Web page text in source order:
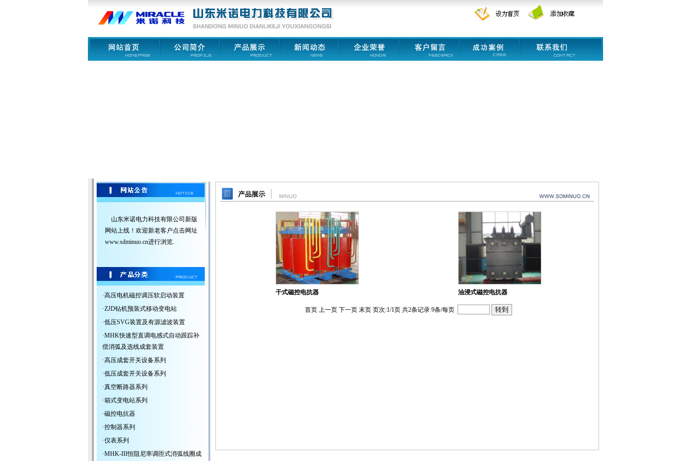
山东米诺电力科技有限公司新版
网站上线！欢迎新老客户点击网址
www.sdminuo.cn进行浏览.
·高压电机磁控调压软启动装置
·ZJD钻机预装式移动变电站
·低压SVG装置及有源滤波装置
·MHK快速型直调电感式自动跟踪补
偿消弧及选线成套装置
·高压成套开关设备系列
·低压成套开关设备系列
·真空断路器系列
·箱式变电站系列
·磁控电抗器
·控制器系列
·仪表系列
·MHK-III恒阻尼率调匝式消弧线圈成
干式磁控电抗器 油浸式磁控电抗器
首页 上一页 下一页 末页页次:1/1页 共2条记录 9条/每页